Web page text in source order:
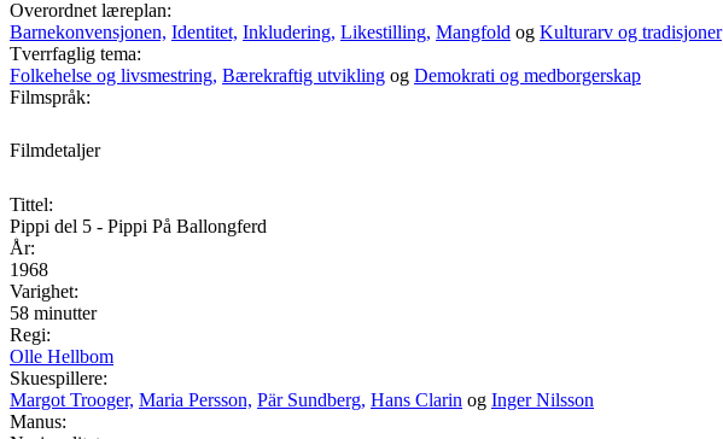
Overordnet læreplan:
Barnekonvensjonen, Identitet, Inkludering, Likestilling, Mangfold og Kulturarv og tradisjoner
Tverrfaglig tema:
Folkehelse og livsmestring, Bærekraftig utvikling og Demokrati og medborgerskap
Filmspråk:
Filmdetaljer
Tittel:
Pippi del 5 - Pippi På Ballongferd
År:
1968
Varighet:
58 minutter
Regi:
Olle Hellbom
Skuespillere:
Margot Trooger, Maria Persson, Pär Sundberg, Hans Clarin og Inger Nilsson
Manus: